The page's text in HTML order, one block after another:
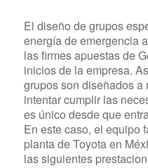
El diseño de grupos
energía de emergencia
las firmes apuestas de
inicios de la empresa.
grupos son diseñados a
intentar cumplir las
es único desde que
En este caso, el equipo
planta de Toyota en
las siguientes